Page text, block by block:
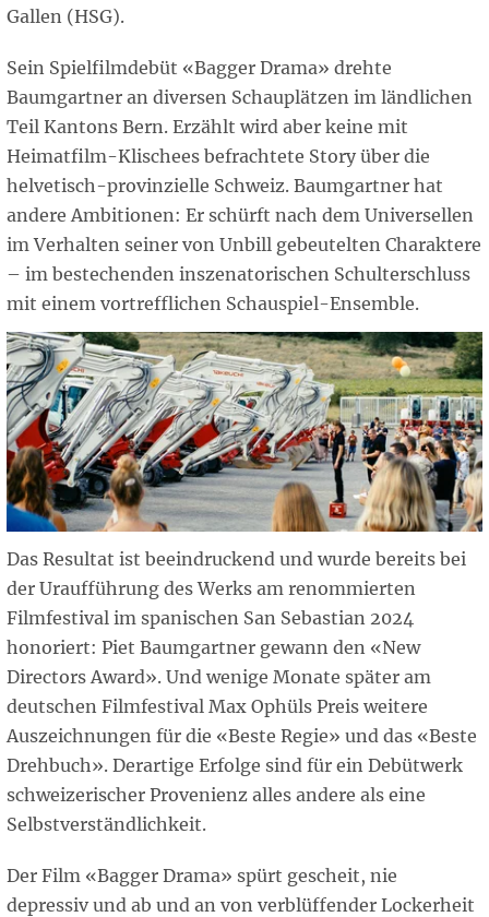
Gallen (HSG).
Sein Spielfilmdebüt «Bagger Drama» drehte
Baumgartner an diversen Schauplätzen im ländlichen
Teil Kantons Bern. Erzählt wird aber keine mit
Heimatfilm-Klischees befrachtete Story über die
helvetisch-provinzielle Schweiz. Baumgartner hat
andere Ambitionen: Er schürft nach dem Universellen
im Verhalten seiner von Unbill gebeutelten Charaktere
– im bestechenden inszenatorischen Schulterschluss
mit einem vortrefflichen Schauspiel-Ensemble.
Das Resultat ist beeindruckend und wurde bereits bei
der Uraufführung des Werks am renommierten
Filmfestival im spanischen San Sebastian 2024
honoriert: Piet Baumgartner gewann den «New
Directors Award». Und wenige Monate später am
deutschen Filmfestival Max Ophüls Preis weitere
Auszeichnungen für die «Beste Regie» und das «Beste
Drehbuch». Derartige Erfolge sind für ein Debütwerk
schweizerischer Provenienz alles andere als eine
Selbstverständlichkeit.
Der Film «Bagger Drama» spürt gescheit, nie
depressiv und ab und an von verblüffender Lockerheit